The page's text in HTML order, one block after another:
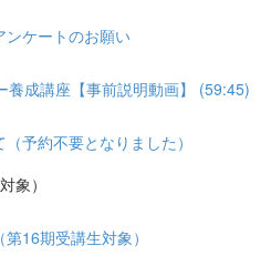
ンケートのお願い
養成講座【事前説明動画】 (59:45)
予約不要となりました）
象）
16期受講生対象）